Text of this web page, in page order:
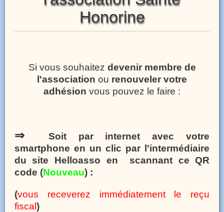
Honorine
Si vous souhaitez devenir membre de
l'association ou renouveler votre
adhésion vous pouvez le faire :
⇒Soit par internet avec votre
smartphone en un clic par l'intermédiaire
du site Helloasso en scannant ce QR
code (Nouveau) :
(vous receverez immédiatement le reçu
fiscal )